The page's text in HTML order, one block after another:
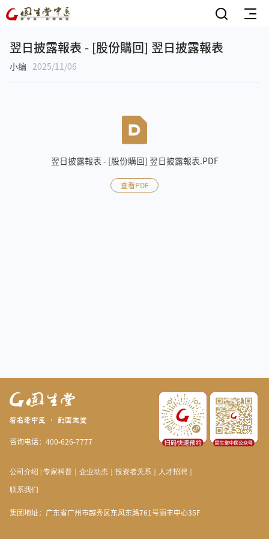
翌日披露報表 - [股份購回] 翌日披露報表
小编 2025/11/06
翌日披露報表 - [股份購回] 翌日披露報表.PDF
查看PDF
咨询电话：400-626-7777
公司介绍 专家科普 企业动态 投资者关系 人才招聘
联系我们
集团地址：广东省广州市越秀区东风东路761号丽丰中心35F